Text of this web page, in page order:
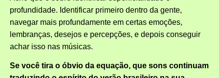
profundidade. Identificar primeiro dentro da gente,
navegar mais profundamente em certas emoções,
lembranças, desejos e percepções, e depois conseguir
achar isso nas músicas.
Se você tira o óbvio da equação, que sons continuam